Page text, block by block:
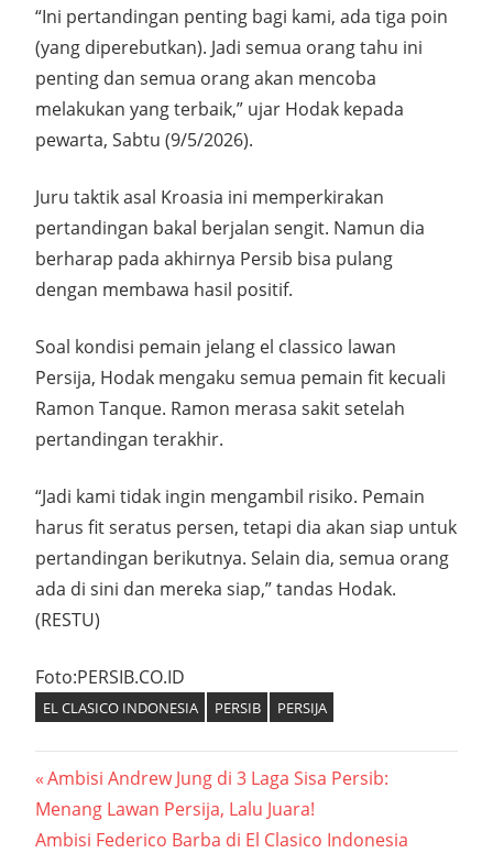
“Ini pertandingan penting bagi kami, ada tiga poin
(yang diperebutkan). Jadi semua orang tahu ini
penting dan semua orang akan mencoba
melakukan yang terbaik,” ujar Hodak kepada
pewarta, Sabtu (9/5/2026).
Juru taktik asal Kroasia ini memperkirakan
pertandingan bakal berjalan sengit. Namun dia
berharap pada akhirnya Persib bisa pulang
dengan membawa hasil positif.
Soal kondisi pemain jelang el classico lawan
Persija, Hodak mengaku semua pemain fit kecuali
Ramon Tanque. Ramon merasa sakit setelah
pertandingan terakhir.
“Jadi kami tidak ingin mengambil risiko. Pemain
harus fit seratus persen, tetapi dia akan siap untuk
pertandingan berikutnya. Selain dia, semua orang
ada di sini dan mereka siap,” tandas Hodak.
(RESTU)
Foto:PERSIB.CO.ID
EL CLASICO INDONESIA PERSIB PERSIJA
Navigasi
pos
Previous
Post:
Ambisi Andrew Jung di 3 Laga Sisa Persib:
Menang Lawan Persija, Lalu Juara!
Next
Ambisi Federico Barba di El Clasico Indonesia